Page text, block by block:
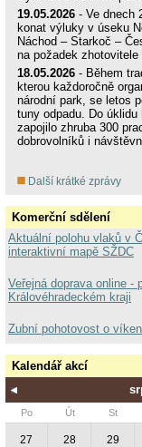
19.05.2026 - Ve dnech
konat výluky v úseku
Náchod – Starkoč –
na požadek
18.05.2026 - Během
kterou každoročně
národní park, se letos
tuny odpadu. Do
zapojilo zhruba 300
dobrovolníků i
Další krátké zprávy
Komerční sdělení
Aktuální polohu vlaků v
interaktivní mapě SŽDC
Veřejná doprava online -
Královéhradeckém kraji
Zubní pohotovost o
Kalendář akcí
Po Út St
27 28 29